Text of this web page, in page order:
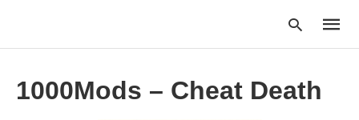
1000Mods – Cheat Death